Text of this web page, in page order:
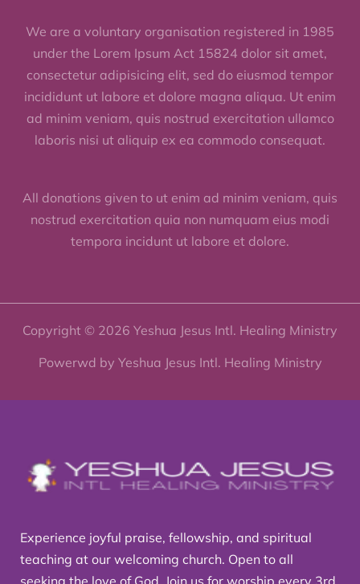
We are a voluntary organisation registered in 1985
under the Lorem Ipsum Act 15824 dolor sit amet,
consectetur adipisicing elit, sed do eiusmod tempor
incididunt ut labore et dolore magna aliqua. Ut enim
ad minim veniam, quis nostrud exercitation ullamco
laboris nisi ut aliquip ex ea commodo consequat.
All donations given to ut enim ad minim veniam, quis
nostrud exercitation quia non numquam eius modi
tempora incidunt ut labore et dolore.
Copyright © 2026 Yeshua Jesus Intl. Healing Ministry
Powerwd by Yeshua Jesus Intl. Healing Ministry
Experience joyful praise, fellowship, and spiritual
teaching at our welcoming church. Open to all